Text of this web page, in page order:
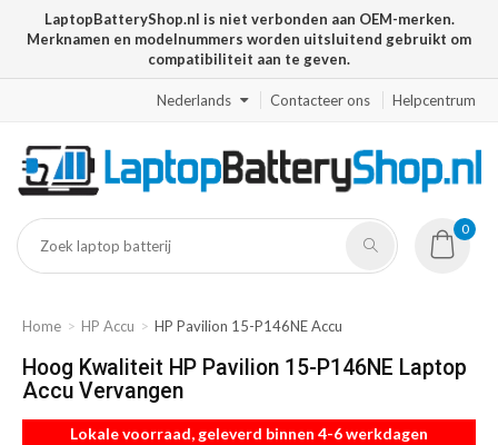
LaptopBatteryShop.nl is niet verbonden aan OEM-merken.
Merknamen en modelnummers worden uitsluitend gebruikt om
compatibiliteit aan te geven.
Nederlands Contacteer ons Helpcentrum
0
Home HP Accu HP Pavilion 15-P146NE Accu
Hoog Kwaliteit HP Pavilion 15-P146NE Laptop
Accu Vervangen
Lokale voorraad, geleverd binnen 4-6 werkdagen